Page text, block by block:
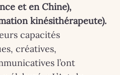
et en Chine),
kinésithérapeute).
capacités
créatives,
l’ont